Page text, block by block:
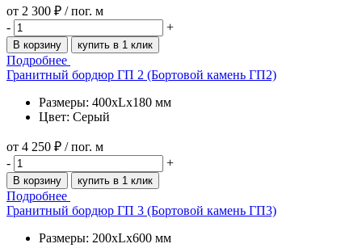
от 2 300 ₽ / пог. м
-
+
В корзину купить в 1 клик
Подробнее
Гранитный бордюр ГП 2 (Бортовой камень ГП2)
Размеры: 400xLx180 мм
Цвет: Серый
от 4 250 ₽ / пог. м
-
+
В корзину купить в 1 клик
Подробнее
Гранитный бордюр ГП 3 (Бортовой камень ГП3)
Размеры: 200xLx600 мм